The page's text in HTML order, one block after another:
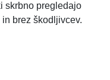
skrbno pregledajo
brez škodljivcev.